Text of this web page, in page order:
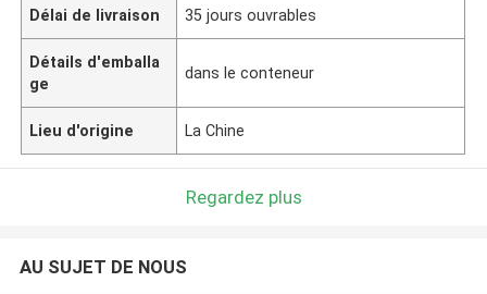
Délai de livraison 35 jours ouvrables
Détails d'emballa
ge
dans le conteneur
Lieu d'origine La Chine
Regardez plus
AU SUJET DE NOUS